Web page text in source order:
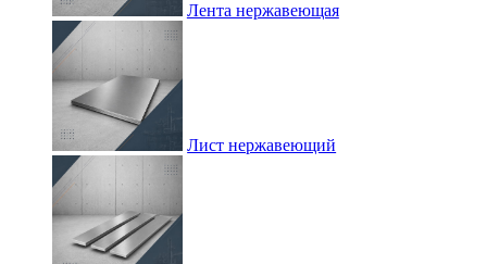
Лента нержавеющая
Лист нержавеющий